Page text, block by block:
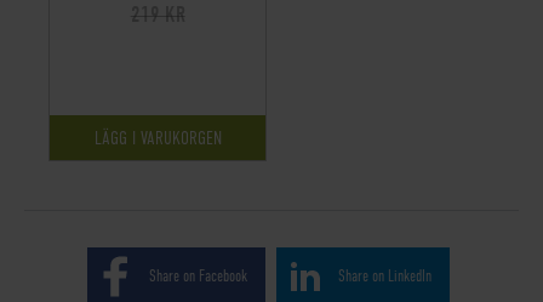
219 KR
LÄGG I VARUKORGEN
Share on Facebook Share on LinkedIn